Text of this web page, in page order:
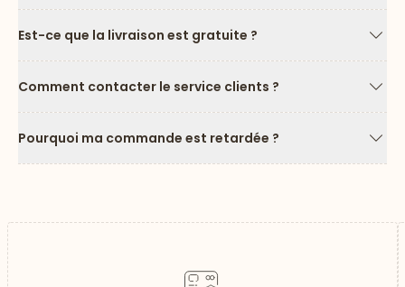
Est-ce que la livraison est gratuite ?
Comment contacter le service clients ?
Pourquoi ma commande est retardée ?